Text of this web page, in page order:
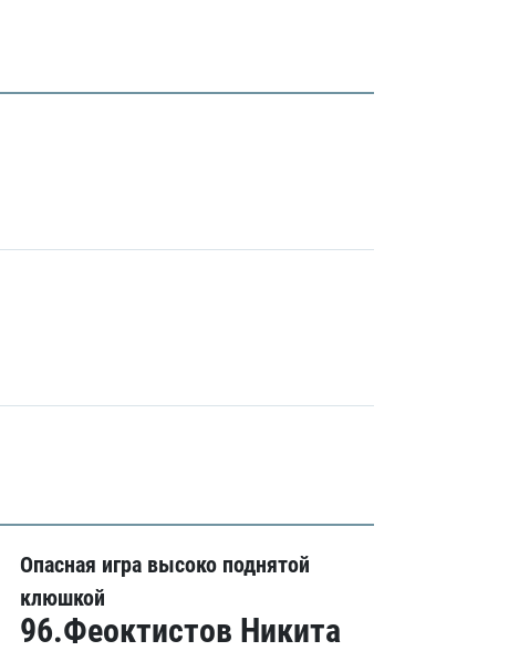
Опасная игра высоко поднятой
клюшкой
96.Феоктистов Никита